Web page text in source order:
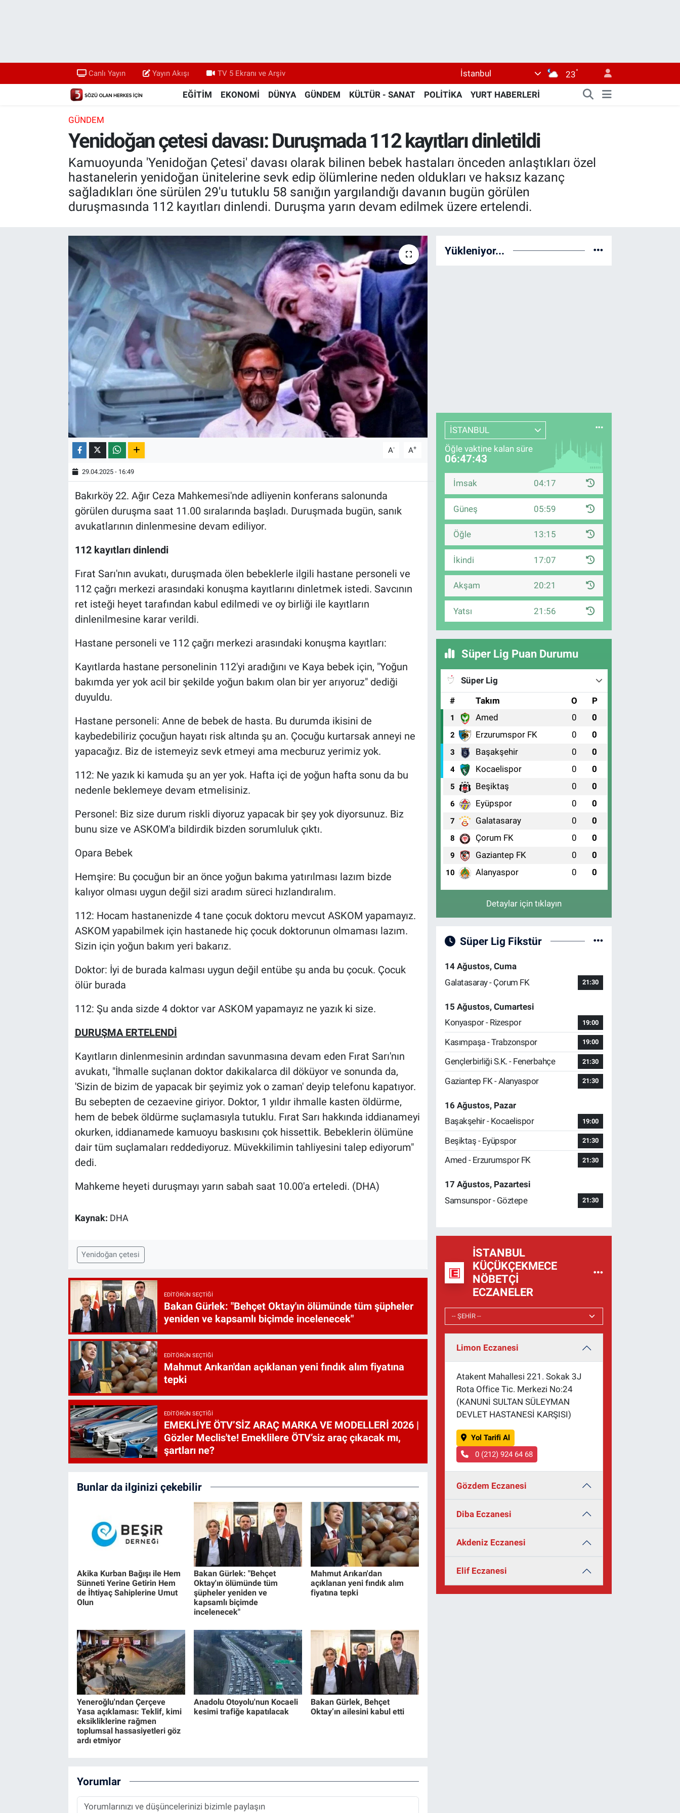
Canlı Yayın Yayın Akışı TV 5 Ekranı ve Arşiv İstanbul 23°
EĞİTİM EKONOMİ DÜNYA GÜNDEM KÜLTÜR - SANAT POLİTİKA YURT HABERLERİ
GÜNDEM
Yenidoğan çetesi davası: Duruşmada 112 kayıtları dinletildi
Kamuoyunda 'Yenidoğan Çetesi' davası olarak bilinen bebek hastaları önceden anlaştıkları özel
hastanelerin yenidoğan ünitelerine sevk edip ölümlerine neden oldukları ve haksız kazanç
sağladıkları öne sürülen 29'u tutuklu 58 sanığın yargılandığı davanın bugün görülen
duruşmasında 112 kayıtları dinlendi. Duruşma yarın devam edilmek üzere ertelendi.
A- A+
29.04.2025 - 16:49
Bakırköy 22. Ağır Ceza Mahkemesi'nde adliyenin konferans salonunda
görülen duruşma saat 11.00 sıralarında başladı. Duruşmada bugün, sanık
avukatlarının dinlenmesine devam ediliyor.
112 kayıtları dinlendi
Fırat Sarı'nın avukatı, duruşmada ölen bebeklerle ilgili hastane personeli ve
112 çağrı merkezi arasındaki konuşma kayıtlarını dinletmek istedi. Savcının
ret isteği heyet tarafından kabul edilmedi ve oy birliği ile kayıtların
dinlenilmesine karar verildi.
Hastane personeli ve 112 çağrı merkezi arasındaki konuşma kayıtları:
Kayıtlarda hastane personelinin 112'yi aradığını ve Kaya bebek için, "Yoğun
bakımda yer yok acil bir şekilde yoğun bakım olan bir yer arıyoruz" dediği
duyuldu.
Hastane personeli: Anne de bebek de hasta. Bu durumda ikisini de
kaybedebiliriz çocuğun hayatı risk altında şu an. Çocuğu kurtarsak anneyi ne
yapacağız. Biz de istemeyiz sevk etmeyi ama mecburuz yerimiz yok.
112: Ne yazık ki kamuda şu an yer yok. Hafta içi de yoğun hafta sonu da bu
nedenle beklemeye devam etmelisiniz.
Personel: Biz size durum riskli diyoruz yapacak bir şey yok diyorsunuz. Biz
bunu size ve ASKOM'a bildirdik bizden sorumluluk çıktı.
Opara Bebek
Hemşire: Bu çocuğun bir an önce yoğun bakıma yatırılması lazım bizde
kalıyor olması uygun değil sizi aradım süreci hızlandıralım.
112: Hocam hastanenizde 4 tane çocuk doktoru mevcut ASKOM yapamayız.
ASKOM yapabilmek için hastanede hiç çocuk doktorunun olmaması lazım.
Sizin için yoğun bakım yeri bakarız.
Doktor: İyi de burada kalması uygun değil entübe şu anda bu çocuk. Çocuk
ölür burada
112: Şu anda sizde 4 doktor var ASKOM yapamayız ne yazık ki size.
DURUŞMA ERTELENDİ
Kayıtların dinlenmesinin ardından savunmasına devam eden Fırat Sarı'nın
avukatı, "İhmalle suçlanan doktor dakikalarca dil döküyor ve sonunda da,
'Sizin de bizim de yapacak bir şeyimiz yok o zaman' deyip telefonu kapatıyor.
Bu sebepten de cezaevine giriyor. Doktor, 1 yıldır ihmalle kasten öldürme,
hem de bebek öldürme suçlamasıyla tutuklu. Fırat Sarı hakkında iddianameyi
okurken, iddianamede kamuoyu baskısını çok hissettik. Bebeklerin ölümüne
dair tüm suçlamaları reddediyoruz. Müvekkilimin tahliyesini talep ediyorum"
dedi.
Mahkeme heyeti duruşmayı yarın sabah saat 10.00'a erteledi. (DHA)
Kaynak: DHA
Yenidoğan çetesi
EDITÖRÜN SEÇTIĞI
Bakan Gürlek: "Behçet Oktay'ın ölümünde tüm şüpheler
yeniden ve kapsamlı biçimde incelenecek"
EDITÖRÜN SEÇTIĞI
Mahmut Arıkan'dan açıklanan yeni fındık alım fiyatına
tepki
EDITÖRÜN SEÇTIĞI
EMEKLİYE ÖTV’SİZ ARAÇ MARKA VE MODELLERİ 2026 |
Gözler Meclis'te! Emeklilere ÖTV’siz araç çıkacak mı,
şartları ne?
Bunlar da ilginizi çekebilir
Akika Kurban Bağışı ile Hem
Sünneti Yerine Getirin Hem
de İhtiyaç Sahiplerine Umut
Olun
Bakan Gürlek: "Behçet
Oktay'ın ölümünde tüm
şüpheler yeniden ve
kapsamlı biçimde
incelenecek"
Mahmut Arıkan'dan
açıklanan yeni fındık alım
fiyatına tepki
Yeneroğlu'ndan Çerçeve
Yasa açıklaması: Teklif, kimi
eksikliklerine rağmen
toplumsal hassasiyetleri göz
ardı etmiyor
Anadolu Otoyolu'nun Kocaeli
kesimi trafiğe kapatılacak
Bakan Gürlek, Behçet
Oktay’ın ailesini kabul etti
Yorumlar
Yükleniyor...
İSTANBUL
Öğle vaktine kalan süre
06:47:42
İmsak 04:17
Güneş 05:59
Öğle 13:15
İkindi 17:07
Akşam 20:21
Yatsı 21:56
Süper Lig Puan Durumu
Süper Lig
#
Takım O P
1 Amed 0 0
2 Erzurumspor FK 0 0
3 Başakşehir 0 0
4 Kocaelispor 0 0
5 Beşiktaş 0 0
6 Eyüpspor 0 0
7 Galatasaray 0 0
8 Çorum FK 0 0
9 Gaziantep FK 0 0
10 Alanyaspor 0 0
Detaylar için tıklayın
Süper Lig Fikstür
14 Ağustos, Cuma
Galatasaray - Çorum FK
21:30
15 Ağustos, Cumartesi
Konyaspor - Rizespor
19:00
Kasımpaşa - Trabzonspor 19:00
Gençlerbirliği S.K. - Fenerbahçe 21:30
Gaziantep FK - Alanyaspor 21:30
16 Ağustos, Pazar
Başakşehir - Kocaelispor
19:00
Beşiktaş - Eyüpspor 21:30
Amed - Erzurumspor FK 21:30
17 Ağustos, Pazartesi
Samsunspor - Göztepe
21:30
İSTANBUL
KÜÇÜKÇEKMECE
NÖBETÇI
ECZANELER
Limon Eczanesi
Atakent Mahallesi 221. Sokak 3J
Rota Office Tic. Merkezi No:24
(KANUNİ SULTAN SÜLEYMAN
DEVLET HASTANESİ KARŞISI)
Yol Tarifi Al
0 (212) 924 64 68
Gözdem Eczanesi
Diba Eczanesi
Akdeniz Eczanesi
Elif Eczanesi
Yayın Akışı
TV 5 Ekranı ve Arşiv